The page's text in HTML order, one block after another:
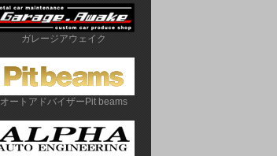
ガレージアウェイク
オートアドバイザーPit beams